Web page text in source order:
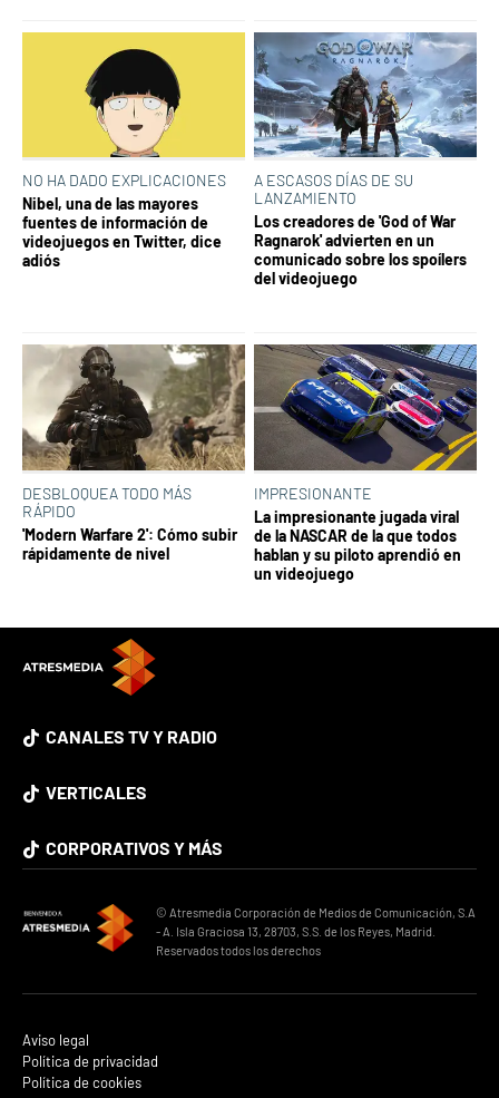
NO HA DADO EXPLICACIONES
Nibel, una de las mayores
fuentes de información de
videojuegos en Twitter, dice
adiós
A ESCASOS DÍAS DE SU
LANZAMIENTO
Los creadores de 'God of War
Ragnarok' advierten en un
comunicado sobre los spoílers
del videojuego
DESBLOQUEA TODO MÁS
RÁPIDO
'Modern Warfare 2': Cómo subir
rápidamente de nivel
IMPRESIONANTE
La impresionante jugada viral
de la NASCAR de la que todos
hablan y su piloto aprendió en
un videojuego
CANALES TV Y RADIO
VERTICALES
CORPORATIVOS Y MÁS
© Atresmedia Corporación de Medios de Comunicación, S.A
- A. Isla Graciosa 13, 28703, S.S. de los Reyes, Madrid.
Reservados todos los derechos
Aviso legal
Política de privacidad
Política de cookies